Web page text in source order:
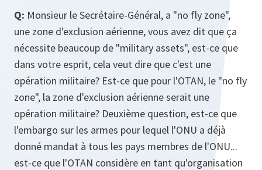
Q: Monsieur le Secrétaire-Général, a "no fly zone",
une zone d'exclusion aérienne, vous avez dit que ça
nécessite beaucoup de "military assets", est-ce que
dans votre esprit, cela veut dire que c'est une
opération militaire? Est-ce que pour l'OTAN, le "no fly
zone", la zone d'exclusion aérienne serait une
opération militaire? Deuxième question, est-ce que
l'embargo sur les armes pour lequel l'ONU a déjà
donné mandat à tous les pays membres de l'ONU...
est-ce que l'OTAN considère en tant qu'organisation